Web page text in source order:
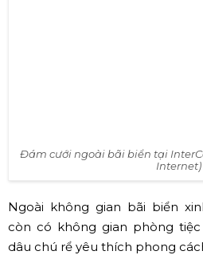
dương mênh mông xanh ngọc
chạy thẳng tắp,
đôi yêu thích sự lãng mạn
trọng nhưng vô cùng ấm áp,
tận (Forever bliss), Đam mê và